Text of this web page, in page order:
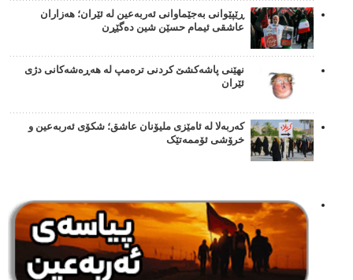
ڕێپێوانی بەجێماوانی ئەربەعین لە ئێران؛ هەزاران
عاشقی ئیمام حسێن شین دەگێڕن
نهێنی پاشەکشێ کردنی ترەمپ لە هەڕەشەکانی دژی
ئێران
کەربەلا لە ئامێزی ملیۆنان عاشق؛ شکۆی ئەربەعین و
خرۆشی ئۆممەتێک